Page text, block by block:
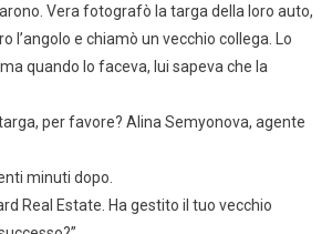
Vera fotografò la targa della loro auto,
l’angolo e chiamò un vecchio collega. Lo
quando lo faceva, lui sapeva che la
per favore? Alina Semyonova, agente
minuti dopo.
Real Estate. Ha gestito il tuo vecchio